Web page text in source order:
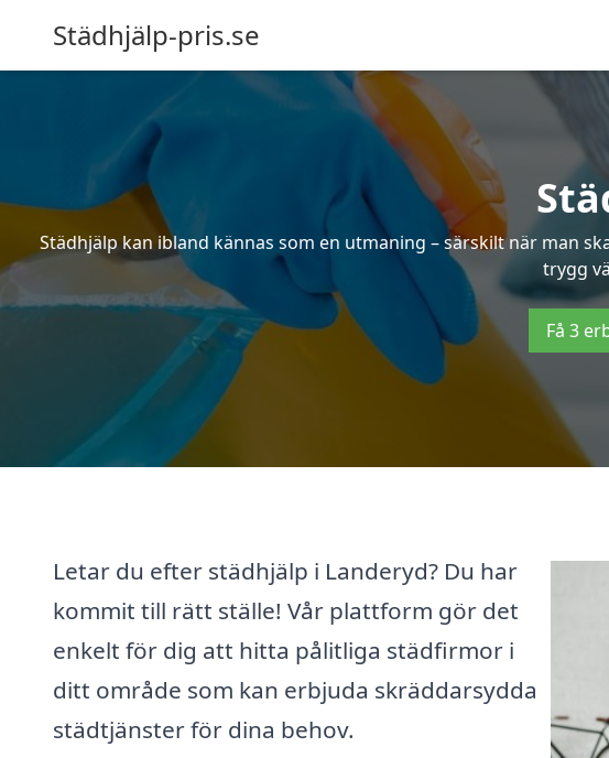
Städhjälp-pris.se
Städhjälp kan ibland kännas som en utmaning – särskilt när man
trygg
Få 3
Letar du efter städhjälp i Landeryd? Du har
kommit till rätt ställe! Vår plattform gör det
enkelt för dig att hitta pålitliga städfirmor i
ditt område som kan erbjuda skräddarsydda
städtjänster för dina behov.